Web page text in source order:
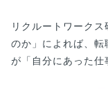
リクルートワーク
のか」によれば、
が「自分にあった仕